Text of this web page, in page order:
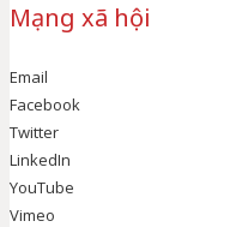
Mạng xã hội
Email
Facebook
Twitter
LinkedIn
YouTube
Vimeo